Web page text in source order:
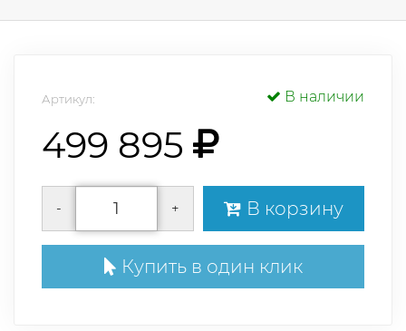
Артикул: В наличии
499 895
- + В корзину
Купить в один клик